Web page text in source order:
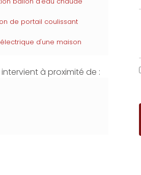
de portail coulissant
d'une maison
à proximité de :